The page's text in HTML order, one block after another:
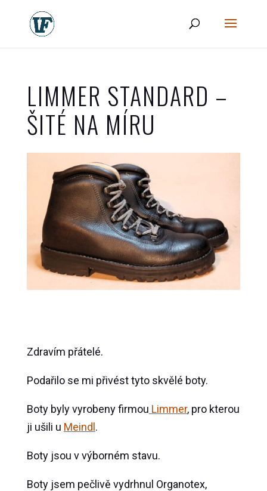
LIMMER STANDARD –
ŠITÉ NA MÍRU
Zdravím přátelé.
Podařilo se mi přivést tyto skvělé boty.
Boty byly vyrobeny firmou Limmer, pro kterou
ji ušili u Meindl .
Boty jsou v výborném stavu.
Boty jsem pečlivě vydrhnul Organotex,